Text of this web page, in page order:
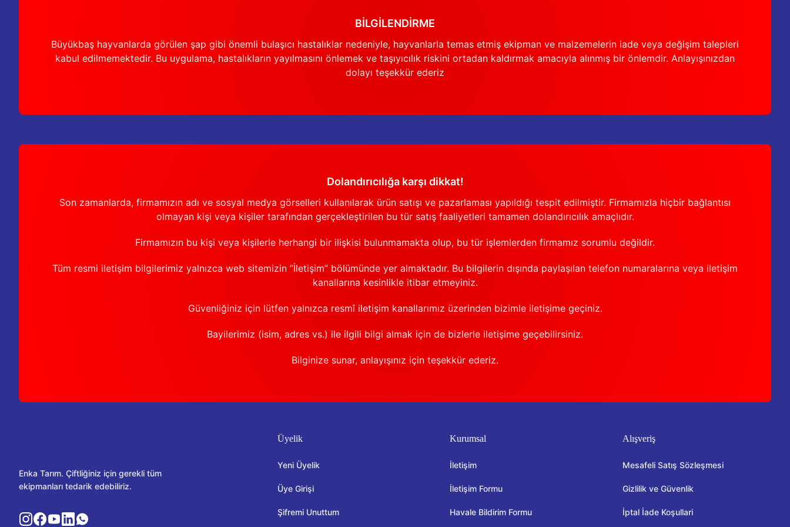
BİLGİLENDİRME
Büyükbaş hayvanlarda görülen şap gibi önemli bulaşıcı hastalıklar nedeniyle, hayvanlarla temas etmiş ekipman ve malzemelerin iade veya değişim talepleri
kabul edilmemektedir. Bu uygulama, hastalıkların yayılmasını önlemek ve taşıyıcılık riskini ortadan kaldırmak amacıyla alınmış bir önlemdir. Anlayışınızdan
dolayı teşekkür ederiz
Dolandırıcılığa karşı dikkat!
Son zamanlarda, firmamızın adı ve sosyal medya görselleri kullanılarak ürün satışı ve pazarlaması yapıldığı tespit edilmiştir. Firmamızla hiçbir bağlantısı
olmayan kişi veya kişiler tarafından gerçekleştirilen bu tür satış faaliyetleri tamamen dolandırıcılık amaçlıdır.
Firmamızın bu kişi veya kişilerle herhangi bir ilişkisi bulunmamakta olup, bu tür işlemlerden firmamız sorumlu değildir.
Tüm resmi iletişim bilgilerimiz yalnızca web sitemizin “İletişim” bölümünde yer almaktadır. Bu bilgilerin dışında paylaşılan telefon numaralarına veya iletişim
kanallarına kesinlikle itibar etmeyiniz.
Güvenliğiniz için lütfen yalnızca resmî iletişim kanallarımız üzerinden bizimle iletişime geçiniz.
Bayilerimiz (isim, adres vs.) ile ilgili bilgi almak için de bizlerle iletişime geçebilirsiniz.
Bilginize sunar, anlayışınız için teşekkür ederiz.
Enka Tarım. Çiftliğiniz için gerekli tüm
ekipmanları tedarik edebiliriz.
Üyelik
Yeni Üyelik
Üye Girişi
Şifremi Unuttum
Kurumsal
İletişim
İletişim Formu
Havale Bildirim Formu
Alışveriş
Mesafeli Satış Sözleşmesi
Gizlilik ve Güvenlik
İptal İade Koşullari